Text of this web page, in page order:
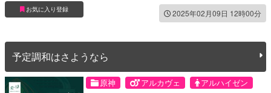
お気に入り登録 2025年02月09日 12時00分
予定調和はさようなら
原神 アルカヴェ
アルハイゼン